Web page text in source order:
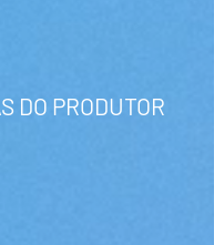
DO PRODUTOR